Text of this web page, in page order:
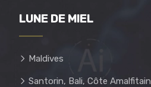
LUNE DE MIEL
Maldives
Santorin, Bali, Côte